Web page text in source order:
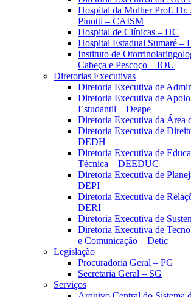
Hospital da Mulher Prof. Dr.
Pinotti – CAISM
Hospital de Clínicas – HC
Hospital Estadual Sumaré –
Instituto de
Cabeça e Pescoço – IOU
Diretorias Executivas
Diretoria Executiva de
Diretoria Executiva de Apoio
Estudantil – Deape
Diretoria Executiva da Área
Diretoria Executiva de
DEDH
Diretoria Executiva de
Técnica – DEEDUC
Diretoria Executiva de
DEPI
Diretoria Executiva de
DERI
Diretoria Executiva de
Diretoria Executiva de
e Comunicação – Detic
Legislação
Procuradoria Geral – PG
Secretaria Geral – SG
Serviços